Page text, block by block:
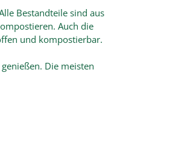
Bestandteile sind aus
Auch die
und kompostierbar.
Die meisten